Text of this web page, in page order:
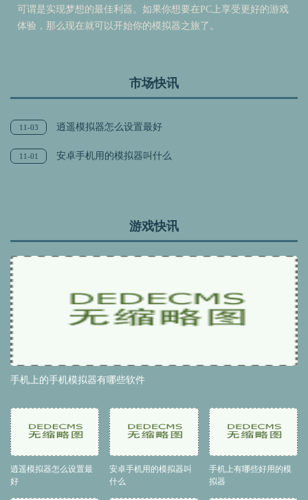
可谓是实现梦想的最佳利器。如果你想要在PC上享受更好的游戏
体验，那么现在就可以开始你的模拟器之旅了。
市场快讯
11-03 逍遥模拟器怎么设置最好
11-01 安卓手机用的模拟器叫什么
游戏快讯
手机上的手机模拟器有哪些软件
逍遥模拟器怎么设置最
好
安卓手机用的模拟器叫
什么
手机上有哪些好用的模
拟器